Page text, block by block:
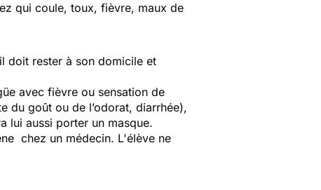
qui coule, toux, fièvre, maux de
doit rester à son domicile et
avec fièvre ou sensation de
du goût ou de l’odorat, diarrhée),
lui aussi porter un masque.
chez un médecin. L'élève ne